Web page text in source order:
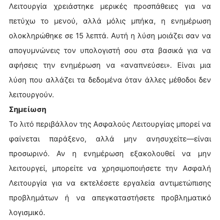
Λειτουργία χρειάστηκε μερικές προσπάθειες για να
πετύχω το μενού, αλλά μόλις μπήκα, η ενημέρωση
ολοκληρώθηκε σε 15 λεπτά. Αυτή η λύση μοιάζει σαν να
απογυμνώνεις τον υπολογιστή σου στα βασικά για να
αφήσεις την ενημέρωση να «αναπνεύσει». Είναι μια
λύση που αλλάζει τα δεδομένα όταν άλλες μέθοδοι δεν
λειτουργούν.
Σημείωση
Το λιτό περιβάλλον της Ασφαλούς Λειτουργίας μπορεί να
φαίνεται παράξενο, αλλά μην ανησυχείτε—είναι
προσωρινό. Αν η ενημέρωση εξακολουθεί να μην
λειτουργεί, μπορείτε να χρησιμοποιήσετε την Ασφαλή
Λειτουργία για να εκτελέσετε εργαλεία αντιμετώπισης
προβλημάτων ή να απεγκαταστήσετε προβληματικό
λογισμικό.